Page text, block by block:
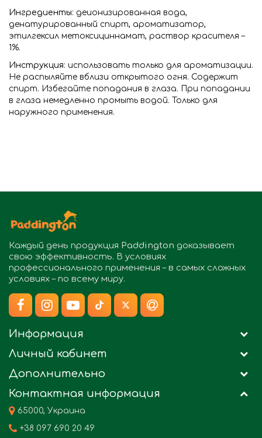
Ингредиенты: деионизированная вода,
денатурированный спирт, ароматизатор,
этилгексил метоксициннамат, раствор красителя –
1%.
Инструкция: использовать только для ароматизации.
Не распыляйте вблизи открытого огня. Содержит
спирт. Избегайте попадания в глаза. При попадании
в глаза немедленно промыть водой. Только для
наружного применения.
Каждый день продукция Paddington доказывает
свою эффективность. В условиях
профессионального применения – в самых сложных
условиях – по всему миру.
Информация
Личный кабинет
Дополнительно
Контактная информация
65000, Украина
+38 097 690 20 49